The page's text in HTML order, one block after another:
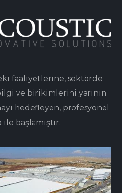
faaliyetlerine, sektörde
ve birikimlerini yarının
hedefleyen, profesyonel
başlamıştır.